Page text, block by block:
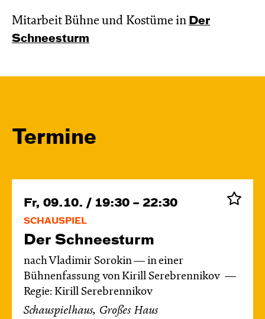
Mitarbeit Bühne und Kostüme in Der
Schnee­sturm
Termine
Fr, 09.10. / 19:30 – 22:30
SCHAUSPIEL
Der Schnee­sturm
nach Vladimir Sorokin — in einer
Bühnenfassung von Kirill Serebrennikov
Regie: Kirill Serebrennikov
Schauspielhaus, Großes Haus